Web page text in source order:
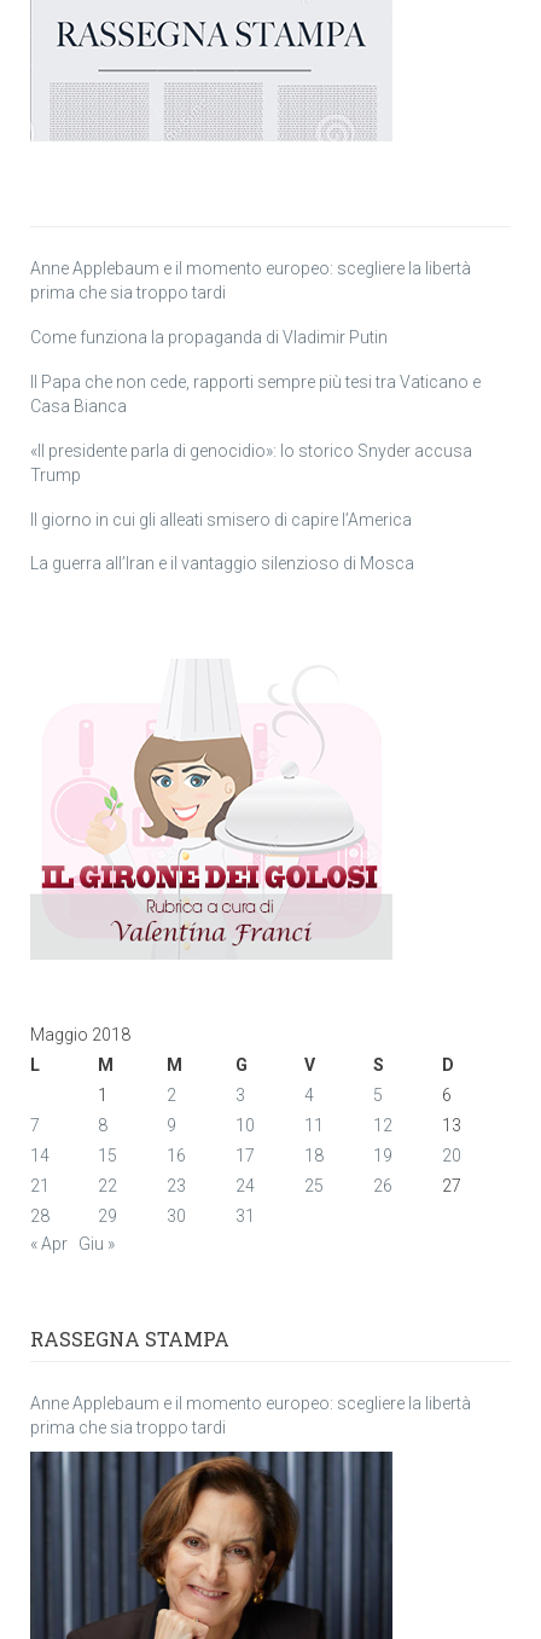
Anne Applebaum e il momento europeo: scegliere la libertà
prima che sia troppo tardi
Come funziona la propaganda di Vladimir Putin
Il Papa che non cede, rapporti sempre più tesi tra Vaticano e
Casa Bianca
«Il presidente parla di genocidio»: lo storico Snyder accusa
Trump
Il giorno in cui gli alleati smisero di capire l’America
La guerra all’Iran e il vantaggio silenzioso di Mosca
Maggio 2018
L
M M G V S
D
1
2 3 4 5
6
7
8 9 10 11 12
13
14
15 16 17 18 19
20
21
22 23 24 25 26
27
28
29 30
31
« Apr
Giu »
RASSEGNA STAMPA
Anne Applebaum e il momento europeo: scegliere la libertà
prima che sia troppo tardi